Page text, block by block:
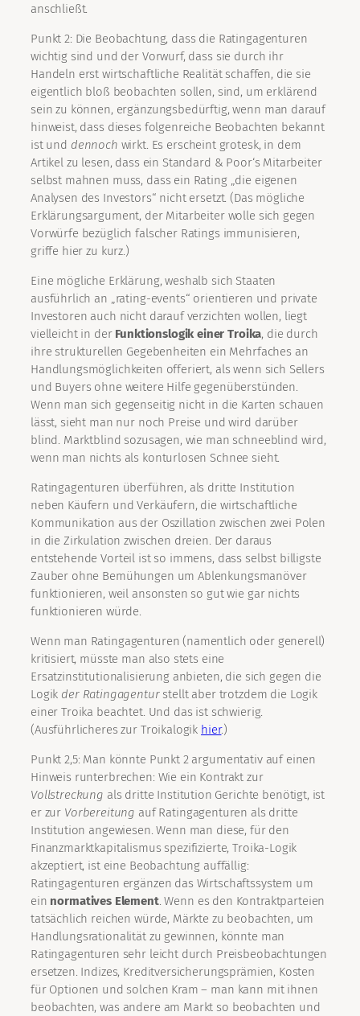
anschließt.
Punkt 2: Die Beobachtung, dass die Ratingagenturen
wichtig sind und der Vorwurf, dass sie durch ihr
Handeln erst wirtschaftliche Realität schaffen, die sie
eigentlich bloß beobachten sollen, sind, um erklärend
sein zu können, ergänzungsbedürftig, wenn man darauf
hinweist, dass dieses folgenreiche Beobachten bekannt
ist und dennoch wirkt. Es erscheint grotesk, in dem
Artikel zu lesen, dass ein Standard & Poor‘s Mitarbeiter
selbst mahnen muss, dass ein Rating „die eigenen
Analysen des Investors“ nicht ersetzt. (Das mögliche
Erklärungsargument, der Mitarbeiter wolle sich gegen
Vorwürfe bezüglich falscher Ratings immunisieren,
griffe hier zu kurz.)
Eine mögliche Erklärung, weshalb sich Staaten
ausführlich an „rating-events“ orientieren und private
Investoren auch nicht darauf verzichten wollen, liegt
vielleicht in der Funktionslogik einer Troika, die durch
ihre strukturellen Gegebenheiten ein Mehrfaches an
Handlungsmöglichkeiten offeriert, als wenn sich Sellers
und Buyers ohne weitere Hilfe gegenüberstünden.
Wenn man sich gegenseitig nicht in die Karten schauen
lässt, sieht man nur noch Preise und wird darüber
blind. Marktblind sozusagen, wie man schneeblind wird,
wenn man nichts als konturlosen Schnee sieht.
Ratingagenturen überführen, als dritte Institution
neben Käufern und Verkäufern, die wirtschaftliche
Kommunikation aus der Oszillation zwischen zwei Polen
in die Zirkulation zwischen dreien. Der daraus
entstehende Vorteil ist so immens, dass selbst billigste
Zauber ohne Bemühungen um Ablenkungsmanöver
funktionieren, weil ansonsten so gut wie gar nichts
funktionieren würde.
Wenn man Ratingagenturen (namentlich oder generell)
kritisiert, müsste man also stets eine
Ersatzinstitutionalisierung anbieten, die sich gegen die
Logik der Ratingagenturstellt aber trotzdem die Logik
einer Troika beachtet. Und das ist schwierig.
(Ausführlicheres zur Troikalogik hier.)
Punkt 2,5: Man könnte Punkt 2 argumentativ auf einen
Hinweis runterbrechen: Wie ein Kontrakt zur
Vollstreckung als dritte Institution Gerichte benötigt, ist
er zur Vorbereitung auf Ratingagenturen als dritte
Institution angewiesen. Wenn man diese, für den
Finanzmarktkapitalismus spezifizierte, Troika-Logik
akzeptiert, ist eine Beobachtung auffällig:
Ratingagenturen ergänzen das Wirtschaftssystem um
ein normatives Element. Wenn es den Kontraktparteien
tatsächlich reichen würde, Märkte zu beobachten, um
Handlungsrationalität zu gewinnen, könnte man
Ratingagenturen sehr leicht durch Preisbeobachtungen
ersetzen. Indizes, Kreditversicherungsprämien, Kosten
für Optionen und solchen Kram – man kann mit ihnen
beobachten, was andere am Markt so beobachten und